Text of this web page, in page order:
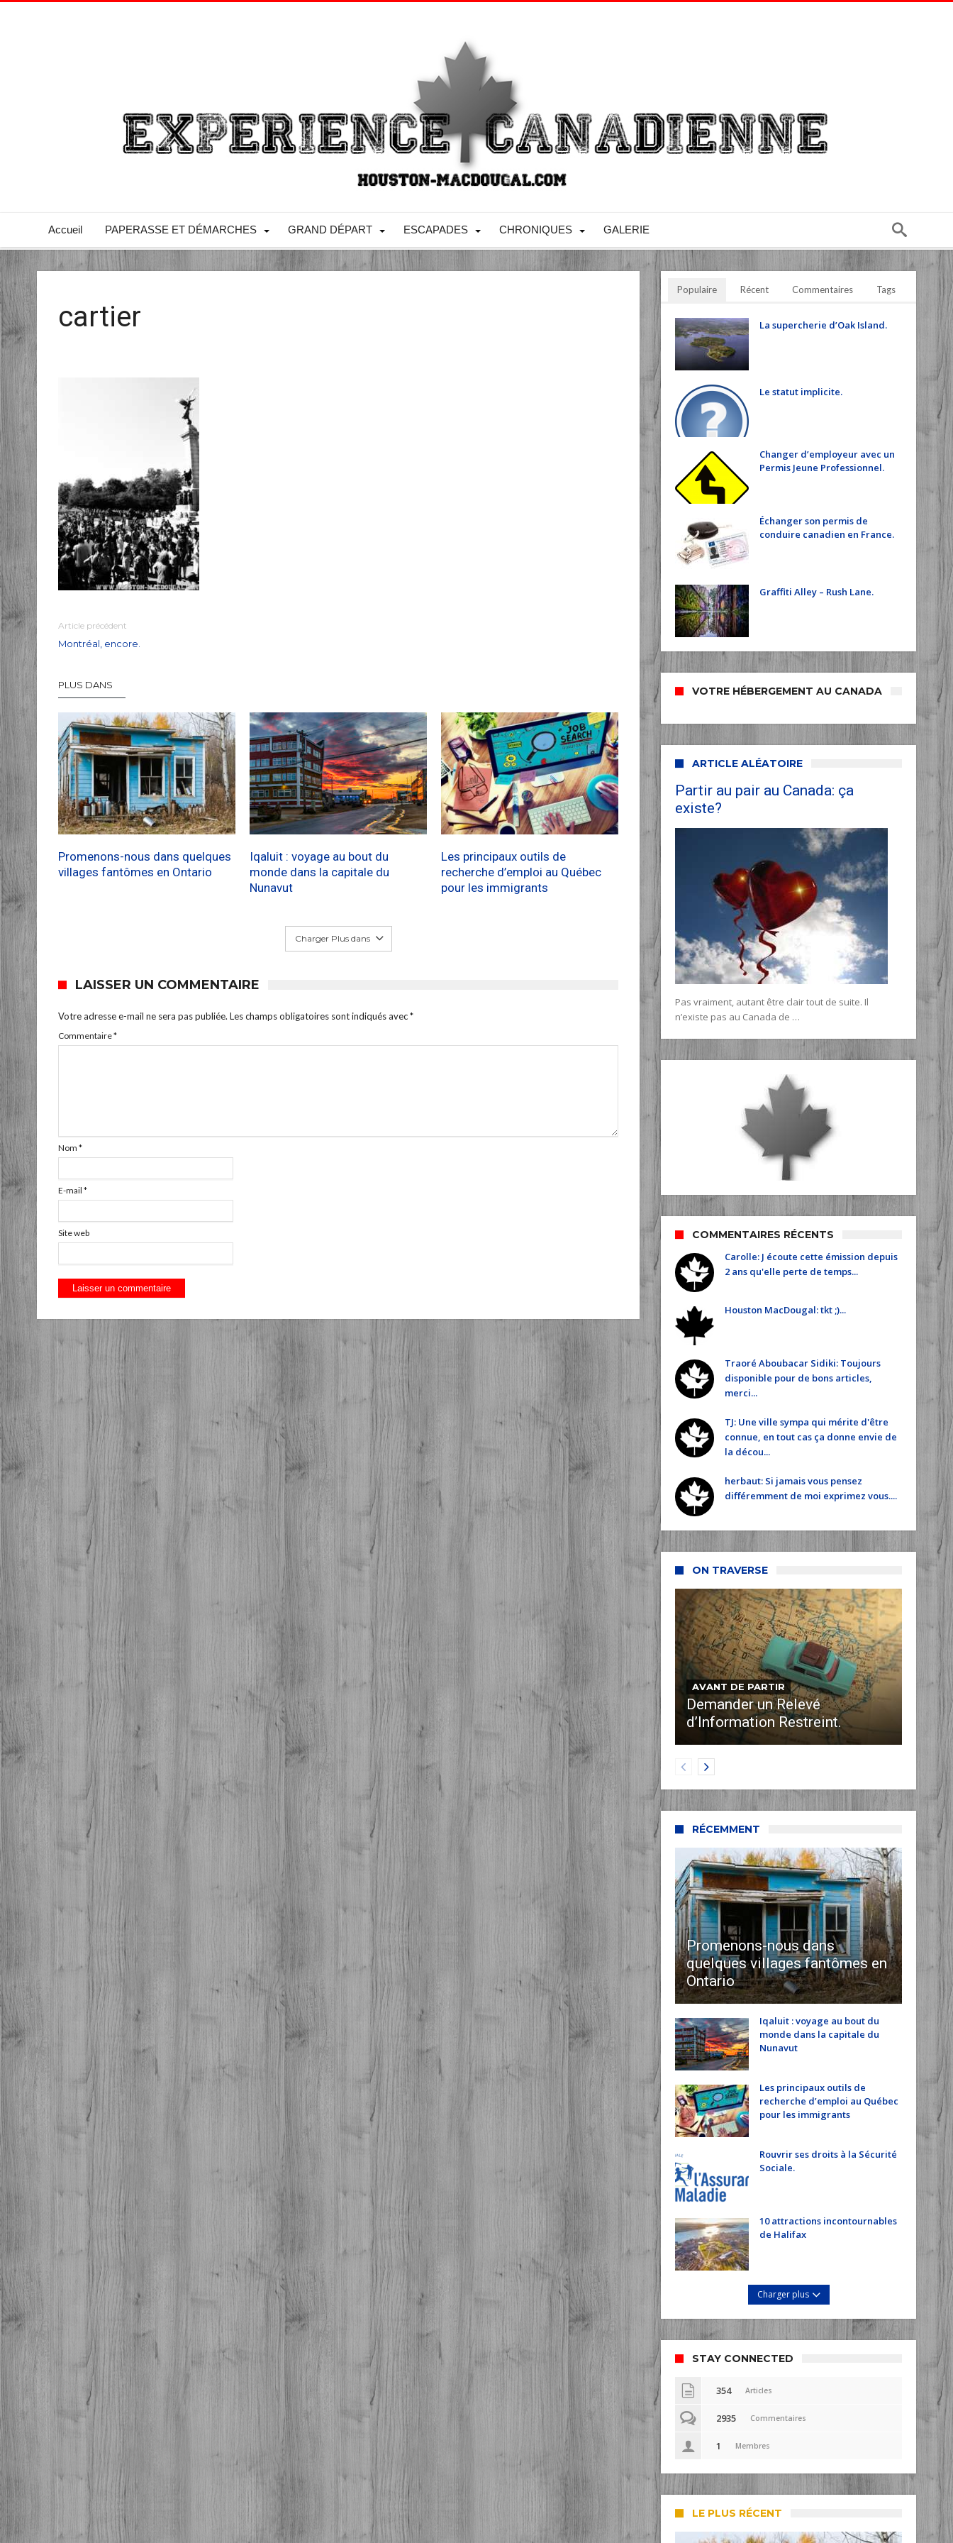
Accueil PAPERASSE ET DÉMARCHES GRAND DÉPART ESCAPADES CHRONIQUES GALERIE
cartier
Article précédent
Montréal, encore.
PLUS DANS
Promenons-nous dans quelques
villages fantômes en Ontario
Iqaluit : voyage au bout du
monde dans la capitale du
Nunavut
Les principaux outils de
recherche d’emploi au Québec
pour les immigrants
Charger Plus dans
LAISSER UN COMMENTAIRE
Votre adresse e-mail ne sera pas publiée. Les champs obligatoires sont indiqués avec*
Commentaire*
Nom *
E-mail *
Site web
Populaire Récent Commentaires Tags
La supercherie d’Oak Island.
Le statut implicite.
Changer d’employeur avec un
Permis Jeune Professionnel.
Échanger son permis de
conduire canadien en France.
Graffiti Alley – Rush Lane.
VOTRE HÉBERGEMENT AU CANADA
ARTICLE ALÉATOIRE
Partir au pair au Canada: ça
existe?
Pas vraiment, autant être clair tout de suite. Il
n’existe pas au Canada de …
COMMENTAIRES RÉCENTS
Carolle: J écoute cette émission depuis
2 ans qu'elle perte de temps...
Houston MacDougal: tkt ;)...
Traoré Aboubacar Sidiki: Toujours
disponible pour de bons articles,
merci...
TJ: Une ville sympa qui mérite d'être
connue, en tout cas ça donne envie de
la décou...
herbaut: Si jamais vous pensez
différemment de moi exprimez vous....
ON TRAVERSE
AVANT DE PARTIR
Demander un Relevé
d’Information Restreint.
RÉCEMMENT
Promenons-nous dans
quelques villages fantômes en
Ontario
Iqaluit : voyage au bout du
monde dans la capitale du
Nunavut
Les principaux outils de
recherche d’emploi au Québec
pour les immigrants
Rouvrir ses droits à la Sécurité
Sociale.
10 attractions incontournables
de Halifax
Charger plus
STAY CONNECTED
354 Articles
2935 Commentaires
1 Membres
LE PLUS RÉCENT